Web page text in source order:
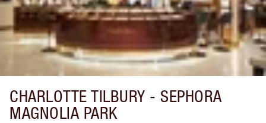
CHARLOTTE TILBURY - SEPHORA
MAGNOLIA PARK